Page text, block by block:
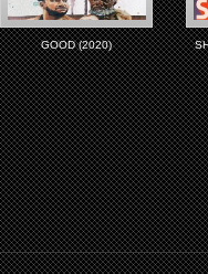
GOOD (2020)